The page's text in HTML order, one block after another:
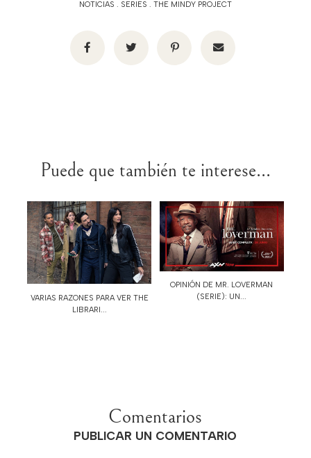
NOTICIAS . SERIES . THE MINDY PROJECT
Puede que también te interese...
VARIAS RAZONES PARA VER THE
LIBRARI...
OPINIÓN DE MR. LOVERMAN
(SERIE): UN...
Comentarios
PUBLICAR UN COMENTARIO